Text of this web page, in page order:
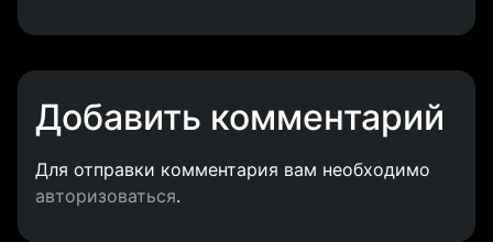
Добавить комментарий
Для отправки комментария вам необходимо
авторизоваться.